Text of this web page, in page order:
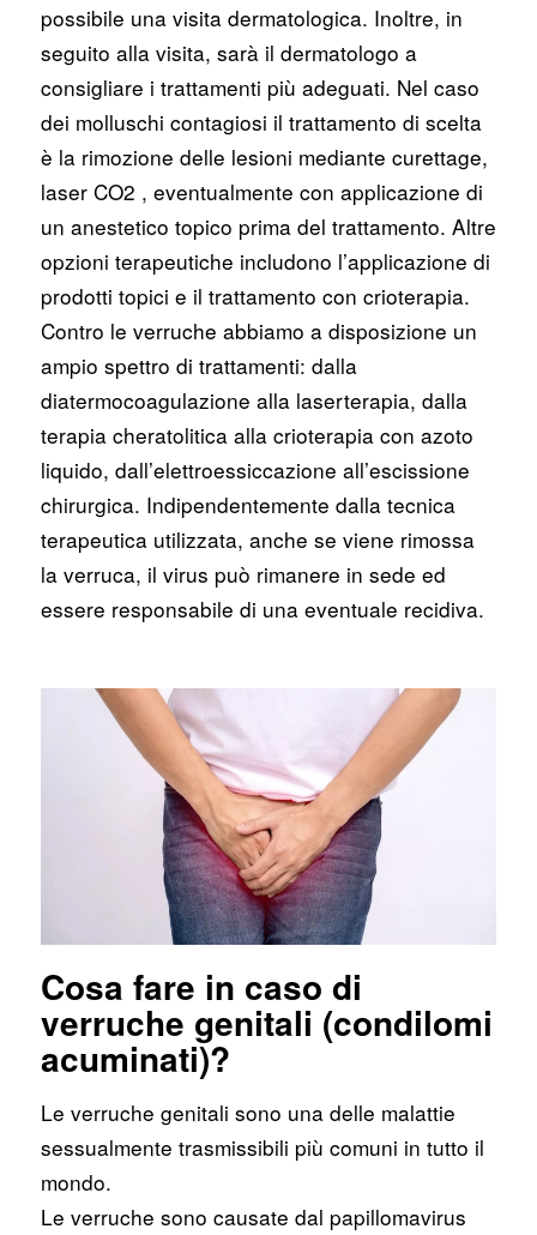
possibile una visita dermatologica. Inoltre, in
seguito alla visita, sarà il dermatologo a
consigliare i trattamenti più adeguati. Nel caso
dei molluschi contagiosi il trattamento di scelta
è la rimozione delle lesioni mediante curettage,
laser CO2 , eventualmente con applicazione di
un anestetico topico prima del trattamento. Altre
opzioni terapeutiche includono l’applicazione di
prodotti topici e il trattamento con crioterapia.
Contro le verruche abbiamo a disposizione un
ampio spettro di trattamenti: dalla
diatermocoagulazione alla laserterapia, dalla
terapia cheratolitica alla crioterapia con azoto
liquido, dall’elettroessiccazione all’escissione
chirurgica. Indipendentemente dalla tecnica
terapeutica utilizzata, anche se viene rimossa
la verruca, il virus può rimanere in sede ed
essere responsabile di una eventuale recidiva.
Cosa fare in caso di
verruche genitali (condilomi
acuminati)?
Le verruche genitali sono una delle malattie
sessualmente trasmissibili più comuni in tutto il
mondo.
Le verruche sono causate dal papillomavirus